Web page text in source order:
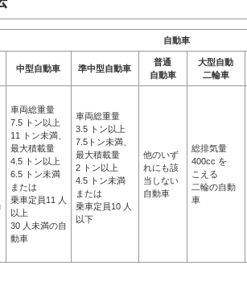
自動車
中型自動車 準中型自動車
普通
自動車
大型自動
二輪車
車両総重量
7.5 トン以上
11 トン未満、
最大積載量
4.5 トン以上
6.5 トン未満
または
乗車定員11 人
以上
30 人未満の自
動車
車両総重量
3.5 トン以上
7.5トン未満、
最大積載量
2 トン以上
4.5 トン未満
または
乗車定員10 人
以下
他のいず
れにも該
当しない
自動車
総排気量
400cc を
こえる
二輪の自動
車